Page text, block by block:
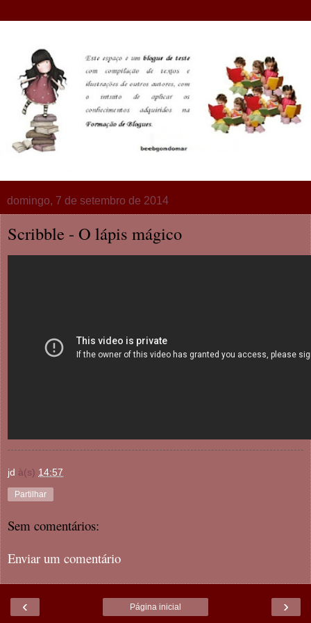
domingo, 7 de setembro de 2014
Scribble - O lápis mágico
jd à(s) 14:57
Partilhar
Sem comentários:
Enviar um comentário
‹ ›
Página inicial